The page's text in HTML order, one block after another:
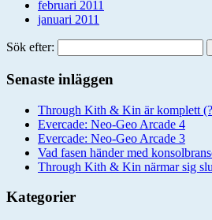
februari 2011
januari 2011
Sök efter:
Senaste inläggen
Through Kith & Kin är komplett
Evercade: Neo-Geo Arcade 4
Evercade: Neo-Geo Arcade 3
Vad fasen händer med
Through Kith & Kin närmar sig
Kategorier